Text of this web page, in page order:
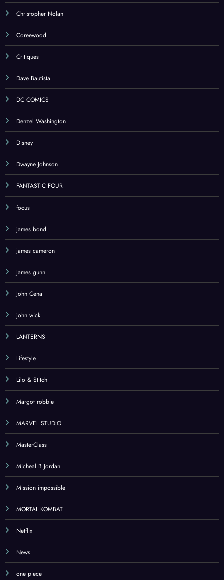
Christopher Nolan
Coreewood
Critiques
Dave Bautista
DC COMICS
Denzel Washington
Disney
Dwayne Johnson
FANTASTIC FOUR
focus
james bond
james cameron
James gunn
John Cena
john wick
LANTERNS
Lifestyle
Lilo & Stitch
Margot robbie
MARVEL STUDIO
MasterClass
Micheal B Jordan
Mission impossible
MORTAL KOMBAT
Netflix
News
one piece